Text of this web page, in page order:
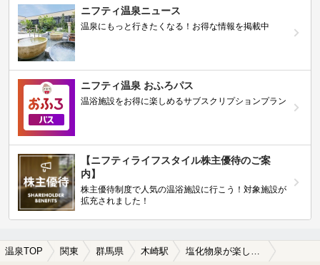
ニフティ温泉ニュース
温泉にもっと行きたくなる！お得な情報を掲載中
ニフティ温泉 おふろパス
温浴施設をお得に楽しめるサブスクリプションプラン
【ニフティライフスタイル株主優待のご案
内】
株主優待制度で人気の温浴施設に行こう！対象施設が
拡充されました！
温泉TOP 関東 群馬県 木崎駅 塩化物泉が楽しめる木崎駅近くの温泉、日帰り温泉、スーパー銭湯おすすめ